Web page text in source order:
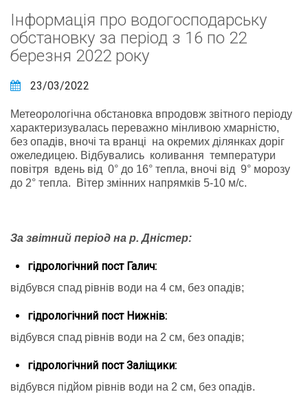
Інформація про водогосподарську
обстановку за період з 16 по 22
березня 2022 року
23/03/2022
Метеорологічна обстановка впродовж звітного періоду
характеризувалась переважно мінливою хмарністю,
без опадів, вночі та вранці на окремих ділянках доріг
ожеледицею. Відбувались коливання температури
повітря вдень від 0° до 16° тепла, вночі від 9° морозу
до 2° тепла. Вітер змінних напрямків 5-10 м/с.
За звітний період на р. Дністер:
гідрологічний пост Галич:
відбувся спад рівнів води на 4 см, без опадів;
гідрологічний пост Нижнів:
відбувся спад рівнів води на 2 см, без опадів;
гідрологічний пост Заліщики:
відбувся підйом рівнів води на 2 см, без опадів.